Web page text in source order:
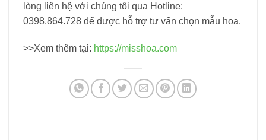
lòng liên hệ với chúng tôi qua Hotline:
0398.864.728 để được hỗ trợ tư vấn chọn mẫu hoa.
>>Xem thêm tại: https://misshoa.com